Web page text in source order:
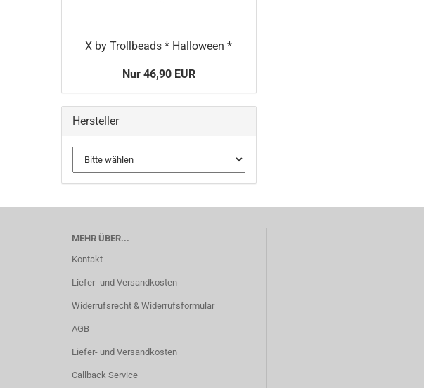
X by Trollbeads * Halloween *
Nur 46,90 EUR
Hersteller
MEHR ÜBER...
Kontakt
Liefer- und Versandkosten
Widerrufsrecht & Widerrufsformular
AGB
Liefer- und Versandkosten
Callback Service